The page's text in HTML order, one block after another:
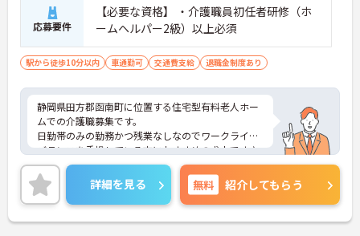
応募要件
【必要な資格】 ・介護職員初任者研修（ホ
ームヘルパー2級）以上必須
駅から徒歩10分以内 車通勤可 交通費支給 退職金制度あり
静岡県田方郡函南町に位置する住宅型有料老人ホー
ムでの介護職募集です。
日勤帯のみの勤務かつ残業なしなのでワークライフ
バランスを重視している方におすすめの求人です♪
ご興味のある方はご面接のポイントお伝えしますの
でご気軽にお問合せください。
詳細を見る 無料 紹介してもらう